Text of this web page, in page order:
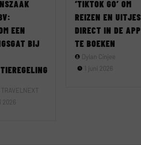
EEN
BIJ
2026
‘TIKTOK GO’ OM
REIZEN EN UITJES
DIRECT IN DE APP
TE BOEKEN
Dylan Cinjee
1 juni 2026